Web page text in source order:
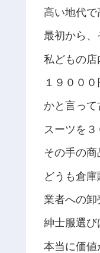
高い地代で
最初から、
私どもの店
１９００
かと言っ
スーツを
その手の商
どうも倉
業者への卸
紳士服選び
本当に価値